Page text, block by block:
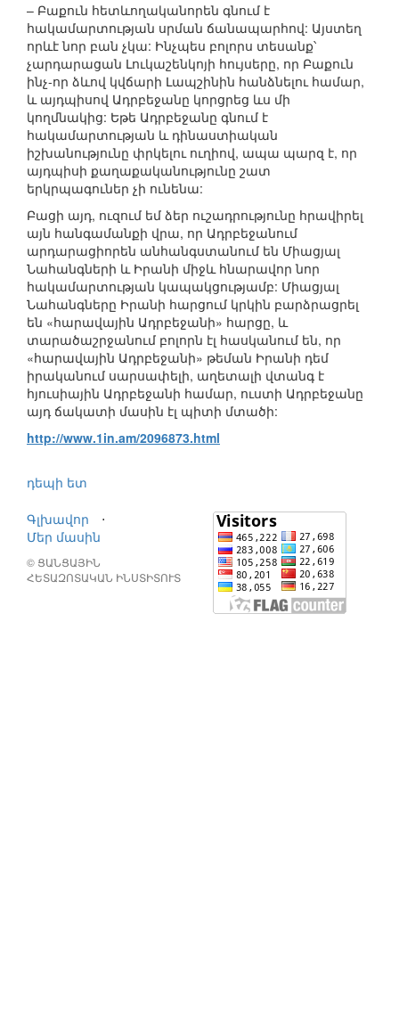
– Բաքուն հետևողականորեն գնում է
հակամարտության սրման ճանապարհով: Այստեղ
որևէ նոր բան չկա: Ինչպես բոլորս տեսանք՝
չարդարացան Լուկաշենկոյի հույսերը, որ Բաքուն
ինչ-որ ձևով կվճարի Լապշինին հանձնելու համար,
և այդպիսով Ադրբեջանը կորցրեց ևս մի
կողմնակից: Եթե Ադրբեջանը գնում է
հակամարտության և դինաստիական
իշխանությունը փրկելու ուղիով, ապա պարզ է, որ
այդպիսի քաղաքականությունը շատ
երկրպագուներ չի ունենա:
Բացի այդ, ուզում եմ ձեր ուշադրությունը հրավիրել
այն հանգամանքի վրա, որ Ադրբեջանում
արդարացիորեն անհանգստանում են Միացյալ
Նահանգների և Իրանի միջև հնարավոր նոր
հակամարտության կապակցությամբ: Միացյալ
Նահանգները Իրանի հարցում կրկին բարձրացրել
են «հարավային Ադրբեջանի» հարցը, և
տարածաշրջանում բոլորն էլ հասկանում են, որ
«հարավային Ադրբեջանի» թեման Իրանի դեմ
իրականում սարսափելի, աղետալի վտանգ է
հյուսիային Ադրբեջանի համար, ուստի Ադրբեջանը
այդ ճակատի մասին էլ պիտի մտածի:
http://www.1in.am/2096873.html
դեպի ետ
Գլխավոր
⋅
Մեր մասին
© ՑԱՆՑԱՅԻՆ
ՀԵՏԱԶՈՏԱԿԱՆ ԻՆՍՏԻՏՈՒՏ